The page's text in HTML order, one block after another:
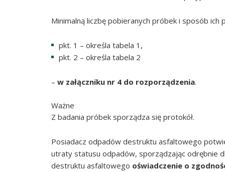
Minimalną liczbę pobieranych próbek i sposób
pkt. 1 – określa tabela 1,
pkt. 2 – określa tabela 2
– w załączniku nr 4 do rozporządzenia.
Ważne
Z badania próbek sporządza się protokół.
Posiadacz odpadów destruktu asfaltowego
utraty statusu odpadów, sporządzając odrębnie
destruktu asfaltowego oświadczenie o